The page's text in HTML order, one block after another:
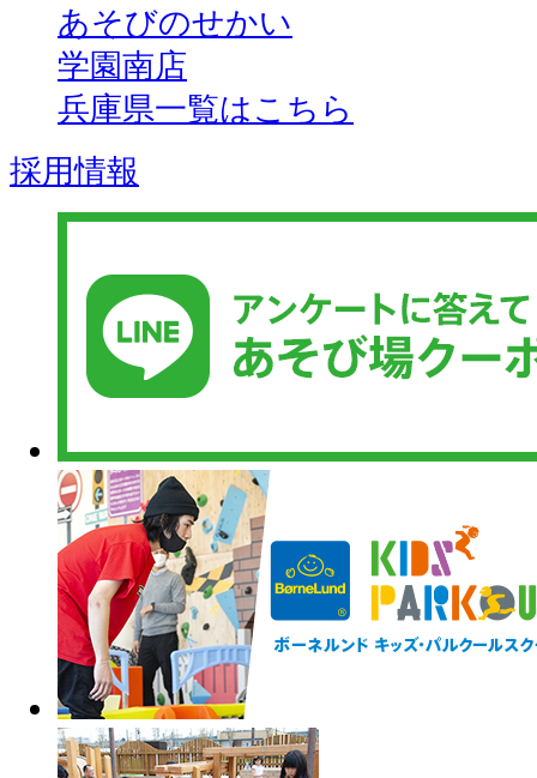
あそびのせかい
学園南店
兵庫県一覧はこちら
採用情報